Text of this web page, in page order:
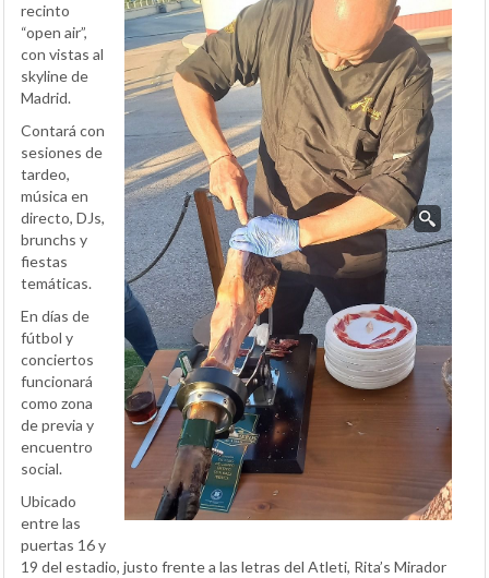
recinto
“open air”,
con vistas al
skyline de
Madrid.
Contará con
sesiones de
tardeo,
música en
directo, DJs,
brunchs y
fiestas
temáticas.
En días de
fútbol y
conciertos
funcionará
como zona
de previa y
encuentro
social.
Ubicado
entre las
puertas 16 y
19 del estadio, justo frente a las letras del Atleti, Rita’s Mirador